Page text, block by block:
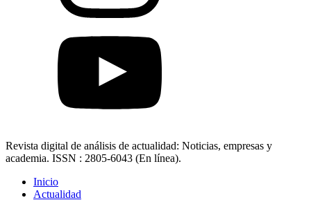
Revista digital de análisis de actualidad: Noticias, empresas y
academia. ISSN : 2805-6043 (En línea).
Inicio
Actualidad